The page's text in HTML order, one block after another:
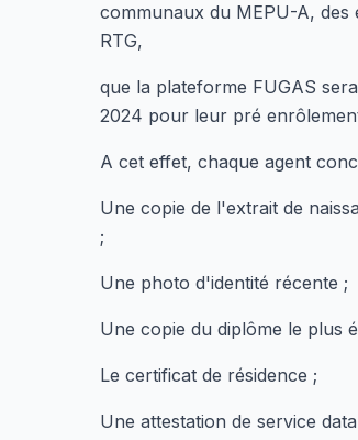
communaux du MEPU-A, des
RTG,
que la plateforme FUGAS
2024 pour leur pré
A cet effet, chaque agent
Une copie de l'extrait de
;
Une photo d'identité récente ;
Une copie du diplôme le plus
Le certificat de résidence ;
Une attestation de service